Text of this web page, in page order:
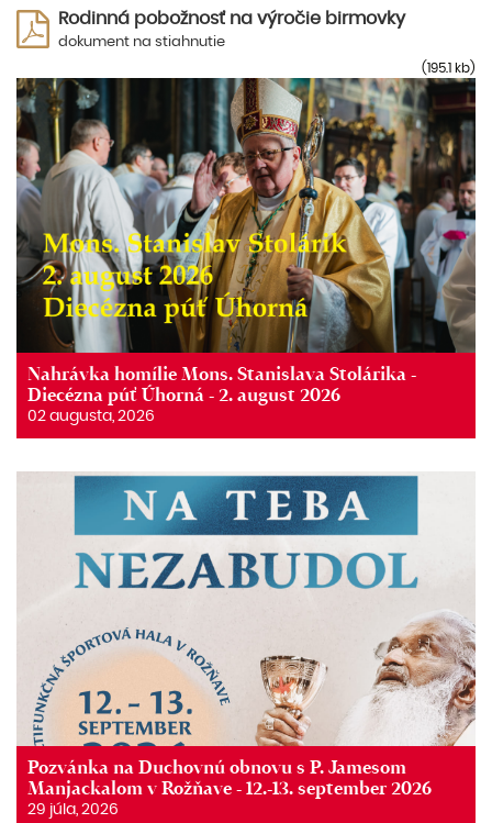
Rodinná pobožnosť na výročie birmovky
dokument na stiahnutie
(195.1 kb)
Nahrávka homílie Mons. Stanislava Stolárika -
Diecézna púť Úhorná - 2. august 2026
02 augusta, 2026
Pozvánka na Duchovnú obnovu s P. Jamesom
Manjackalom v Rožňave - 12.-13. september 2026
29 júla, 2026